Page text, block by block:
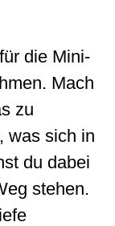
die Mini-
Mach
zu
was sich in
du dabei
stehen.